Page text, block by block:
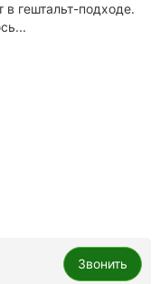
в гештальт-подходе.
Звонить